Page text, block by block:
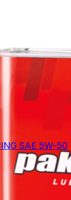
SAE 5W-50